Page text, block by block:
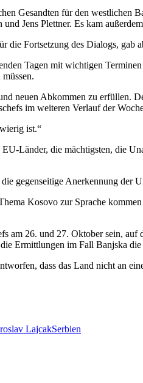
Gesandten für den
Jens Plettner. Es kam
die Fortsetzung des Dialogs, gab
Tagen mit wichtigen
neuen Abkommen zu erfüllen.
im weiteren Verlauf der
ist.“
Länder, die mächtigsten, die
gegenseitige Anerkennung der
Kosovo zur Sprache
am 26. und 27. Oktober sein,
Ermittlungen im Fall Banjska
dass das Land nicht an
LajcakSerbien